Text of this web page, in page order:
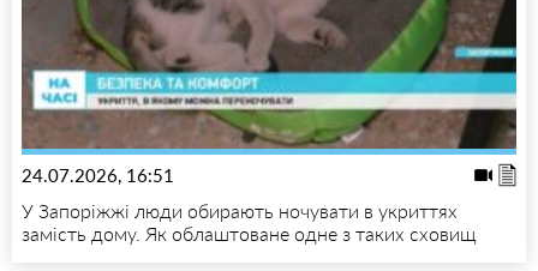
24.07.2026, 16:51
У Запоріжжі люди обирають ночувати в укриттях
замість дому. Як облаштоване одне з таких сховищ